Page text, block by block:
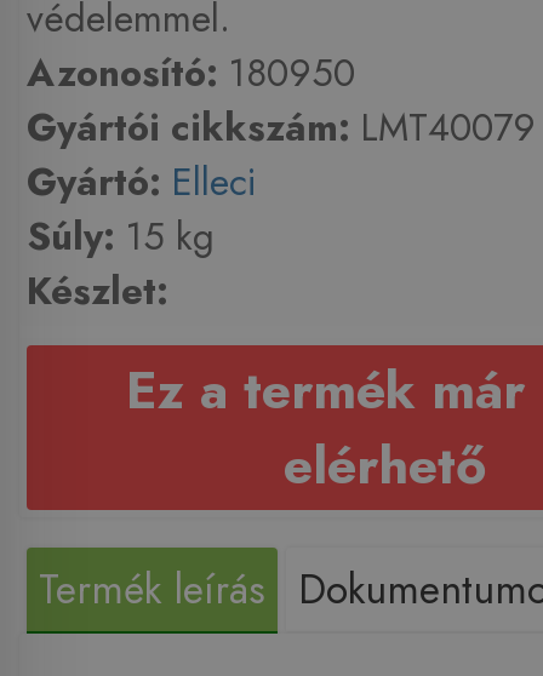
védelemmel.
Azonosító: 180950
Gyártói cikkszám: LMT40079
Gyártó: Elleci
Súly: 15 kg
Készlet:
Ez a termék már
elérhető
Termék leírás